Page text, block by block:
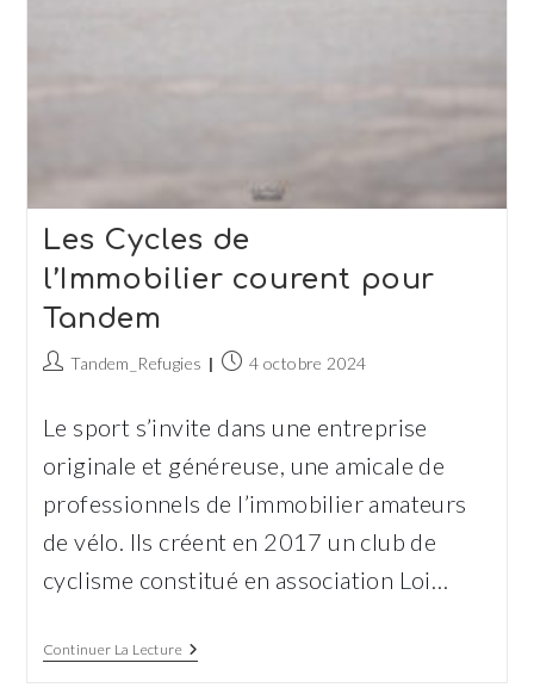
Les Cycles de
l’Immobilier courent pour
Tandem
Auteur/autrice
publication :
Tandem_Refugies
Publication
4 octobre 2024
Le sport s’invite dans une entreprise
originale et généreuse, une amicale de
professionnels de l’immobilier amateurs
de vélo. Ils créent en 2017 un club de
cyclisme constitué en association Loi…
Continuer La LectureLes
Cycles